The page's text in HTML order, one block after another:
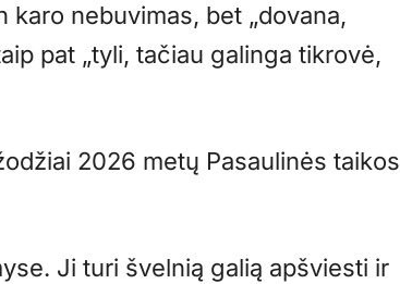
karo nebuvimas, bet „dovana,
pat „tyli, tačiau galinga tikrovė,
2026 metų Pasaulinės taikos
Ji turi švelnią galią apšviesti ir